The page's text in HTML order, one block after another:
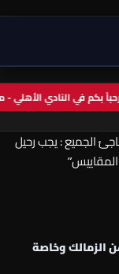
مرحباً بكم في النادي
الجميع : يجب رحيل
الزمالك وخاصة